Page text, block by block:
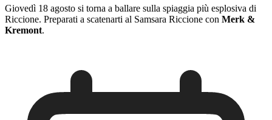
Giovedì 18 agosto si torna a ballare sulla spiaggia più esplosiva di
Riccione. Preparati a scatenarti al Samsara Riccione con Merk &
Kremont.